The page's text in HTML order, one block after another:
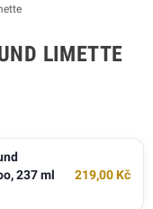
LIMETTE
237 ml
219,00 Kč